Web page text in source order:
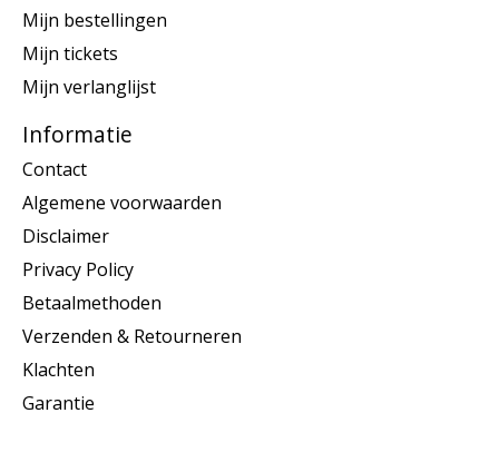
Mijn bestellingen
Mijn tickets
Mijn verlanglijst
Informatie
Contact
Algemene voorwaarden
Disclaimer
Privacy Policy
Betaalmethoden
Verzenden & Retourneren
Klachten
Garantie